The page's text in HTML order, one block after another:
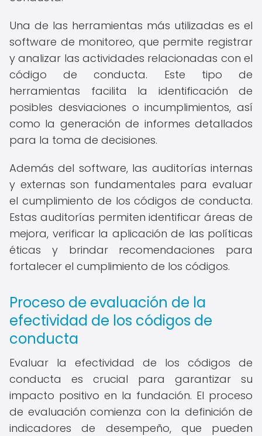
Una de las herramientas más utilizadas es el
software de monitoreo, que permite registrar
y analizar las actividades relacionadas con el
código de conducta. Este tipo de
herramientas facilita la identificación de
posibles desviaciones o incumplimientos, así
como la generación de informes detallados
para la toma de decisiones.
Además del software, las auditorías internas
y externas son fundamentales para evaluar
el cumplimiento de los códigos de conducta.
Estas auditorías permiten identificar áreas de
mejora, verificar la aplicación de las políticas
éticas y brindar recomendaciones para
fortalecer el cumplimiento de los códigos.
Proceso de evaluación de la
efectividad de los códigos de
conducta
Evaluar la efectividad de los códigos de
conducta es crucial para garantizar su
impacto positivo en la fundación. El proceso
de evaluación comienza con la definición de
indicadores de desempeño, que pueden